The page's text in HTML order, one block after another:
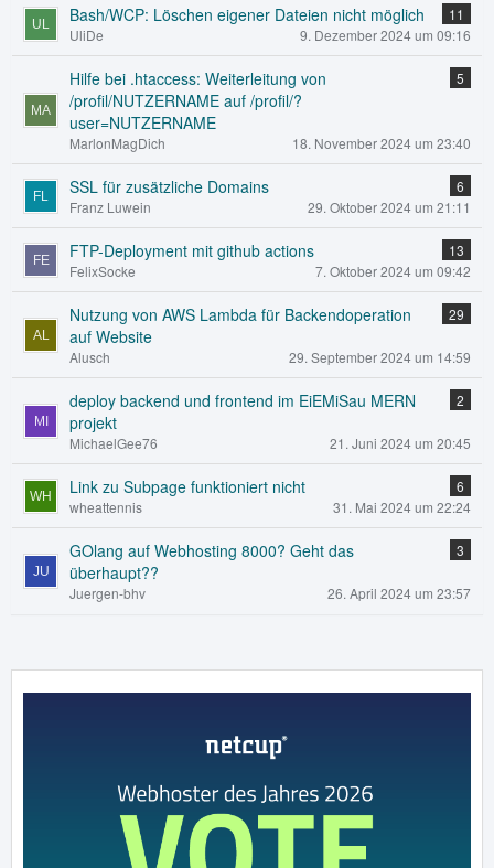
Bash/WCP: Löschen eigener Dateien nicht möglich
11
UliDe
9. Dezember 2024 um 09:16
Hilfe bei .htaccess: Weiterleitung von
/profil/NUTZERNAME auf /profil/?
user=NUTZERNAME
5
MarlonMagDich 18. November 2024 um 23:40
SSL für zusätzliche Domains
6
Franz Luwein
29. Oktober 2024 um 21:11
FTP-Deployment mit github actions
13
FelixSocke
7. Oktober 2024 um 09:42
Nutzung von AWS Lambda für Backendoperation
auf Website
29
Alusch 29. September 2024 um 14:59
deploy backend und frontend im EiEMiSau MERN
projekt
2
MichaelGee76 21. Juni 2024 um 20:45
Link zu Subpage funktioniert nicht
6
wheattennis
31. Mai 2024 um 22:24
GOlang auf Webhosting 8000? Geht das
überhaupt??
3
Juergen-bhv 26. April 2024 um 23:57